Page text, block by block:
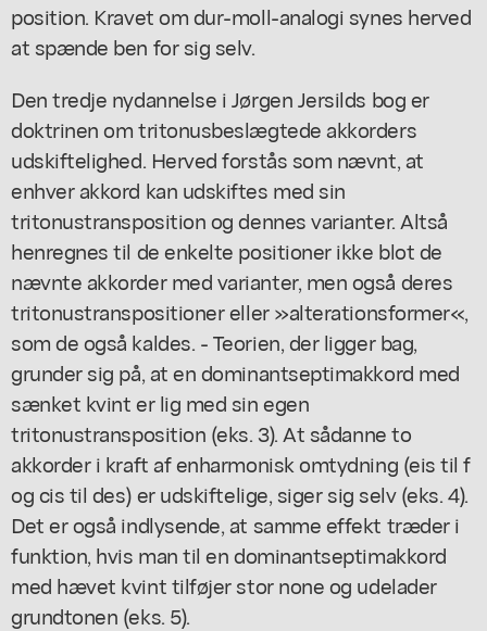
position. Kravet om dur-moll-analogi synes herved
at spænde ben for sig selv.
Den tredje nydannelse i Jørgen Jersilds bog er
doktrinen om tritonusbeslægtede akkorders
udskiftelighed. Herved forstås som nævnt, at
enhver akkord kan udskiftes med sin
tritonustransposition og dennes varianter. Altså
henregnes til de enkelte positioner ikke blot de
nævnte akkorder med varianter, men også deres
tritonustranspositioner eller »alterationsformer«,
som de også kaldes. - Teorien, der ligger bag,
grunder sig på, at en dominantseptimakkord med
sænket kvint er lig med sin egen
tritonustransposition (eks. 3). At sådanne to
akkorder i kraft af enharmonisk omtydning (eis til f
og cis til des) er udskiftelige, siger sig selv (eks. 4).
Det er også indlysende, at samme effekt træder i
funktion, hvis man til en dominantseptimakkord
med hævet kvint tilføjer stor none og udelader
grundtonen (eks. 5).